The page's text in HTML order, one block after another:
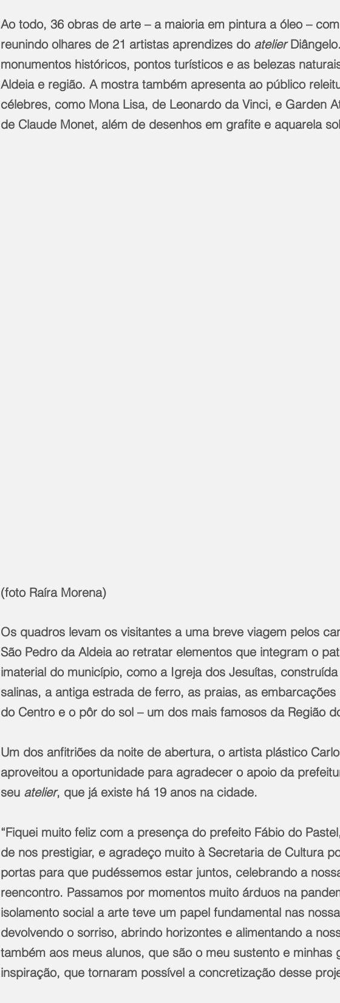
Ao todo, 36 obras de arte – a maioria em pintura a óleo –
reunindo olhares de 21 artistas aprendizes do atelier
monumentos históricos, pontos turísticos e as belezas
Aldeia e região. A mostra também apresenta ao público
célebres, como Mona Lisa, de Leonardo da Vinci, e Garden
de Claude Monet, além de desenhos em grafite e aquarela
(foto Raíra Morena)
Os quadros levam os visitantes a uma breve viagem pelos
São Pedro da Aldeia ao retratar elementos que integram o
imaterial do município, como a Igreja dos Jesuítas,
salinas, a antiga estrada de ferro, as praias, as
do Centro e o pôr do sol – um dos mais famosos da Região
Um dos anfitriões da noite de abertura, o artista plástico
aproveitou a oportunidade para agradecer o apoio da
seu atelier, que já existe há 19 anos na cidade.
“Fiquei muito feliz com a presença do prefeito Fábio do
de nos prestigiar, e agradeço muito à Secretaria de Cultura
portas para que pudéssemos estar juntos, celebrando a
reencontro. Passamos por momentos muito árduos na
isolamento social a arte teve um papel fundamental nas
devolvendo o sorriso, abrindo horizontes e alimentando a
também aos meus alunos, que são o meu sustento e minhas
inspiração, que tornaram possível a concretização desse